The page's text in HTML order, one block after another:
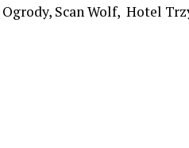
Scan Wolf, Hotel